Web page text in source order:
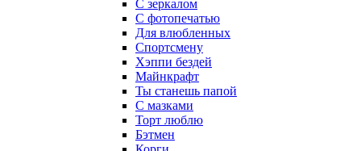
С зеркалом
С фотопечатью
Для влюбленных
Спортсмену
Хэппи бездей
Майнкрафт
Ты станешь папой
С мазками
Торт люблю
Бэтмен